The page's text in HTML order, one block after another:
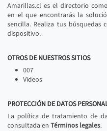
Amarillas.cl es el directorio
en el que encontrarás la
sencilla. Realiza tus búsquedas
dispositivo.
OTROS DE NUESTROS SITIOS
007
Videos
PROTECCIÓN DE DATOS
La política de tratamiento de
consultada en Términos legales.